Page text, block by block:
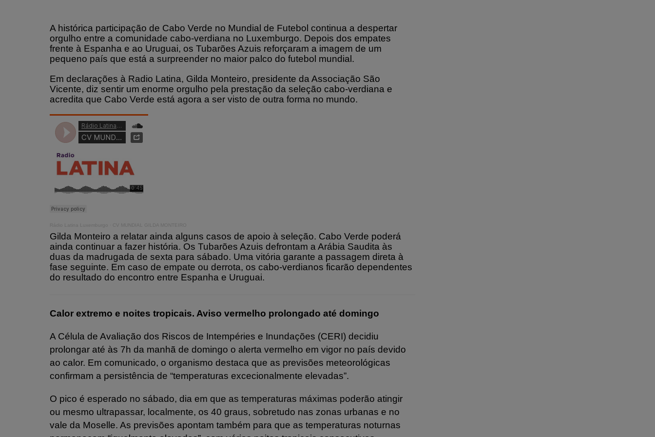
A histórica participação de Cabo Verde no Mundial de Futebol continua a despertar
orgulho entre a comunidade cabo-verdiana no Luxemburgo. Depois dos empates
frente à Espanha e ao Uruguai, os Tubarões Azuis reforçaram a imagem de um
pequeno país que está a surpreender no maior palco do futebol mundial.
Em declarações à Radio Latina, Gilda Monteiro, presidente da Associação São
Vicente, diz sentir um enorme orgulho pela prestação da seleção cabo-verdiana e
acredita que Cabo Verde está agora a ser visto de outra forma no mundo.
Rádio Latina Luxemburgo CV MUNDIAL GILDA MONTEIRO
Gilda Monteiro a relatar ainda alguns casos de apoio à seleção. Cabo Verde poderá
ainda continuar a fazer história. Os Tubarões Azuis defrontam a Arábia Saudita às
duas da madrugada de sexta para sábado. Uma vitória garante a passagem direta à
fase seguinte. Em caso de empate ou derrota, os cabo-verdianos ficarão dependentes
do resultado do encontro entre Espanha e Uruguai.
Calor extremo e noites tropicais. Aviso vermelho prolongado até domingo
A Célula de Avaliação dos Riscos de Intempéries e Inundações (CERI) decidiu
prolongar até às 7h da manhã de domingo o alerta vermelho em vigor no país devido
ao calor. Em comunicado, o organismo destaca que as previsões meteorológicas
confirmam a persistência de “temperaturas excecionalmente elevadas”.
O pico é esperado no sábado, dia em que as temperaturas máximas poderão atingir
ou mesmo ultrapassar, localmente, os 40 graus, sobretudo nas zonas urbanas e no
vale da Moselle. As previsões apontam também para que as temperaturas noturnas